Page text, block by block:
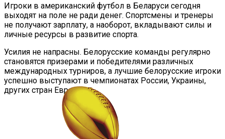
Игроки в американский футбол в Беларуси сегодня
выходят на поле не ради денег. Спортсмены и тренеры
не получают зарплату, а наоборот, вкладывают силы и
личные ресурсы в развитие спорта.
Усилия не напрасны. Белорусские команды регулярно
становятся призерами и победителями различных
международных турниров, а лучшие белорусские игроки
успешно выступают в чемпионатах России, Украины,
других стран Европы.